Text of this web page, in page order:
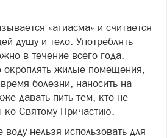
«агиасма» и считается
душу и тело. Употреблять
в течение всего года.
жилые помещения,
болезни, наносить на
давать пить тем, кто не
Святому Причастию.
нельзя использовать для